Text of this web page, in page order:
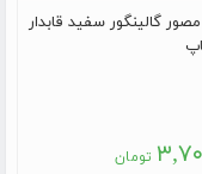
گالینگور سفید قابدار
تومان